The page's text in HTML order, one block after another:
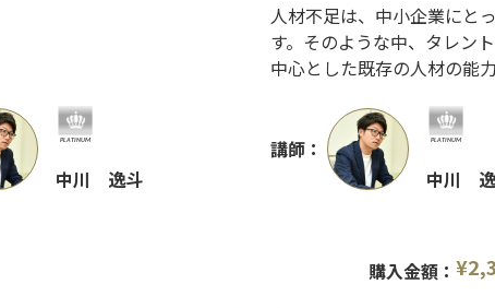
中川 逸斗
人材不足は、中小企業にと
す。そのような中、タレン
中心とした既存の人材の能
かしながら、それらを勘と
限界があります。本講座で
ムを用いたデータドリブン
のために必要な要件を詳し
講師：
中川
購入金額： ¥